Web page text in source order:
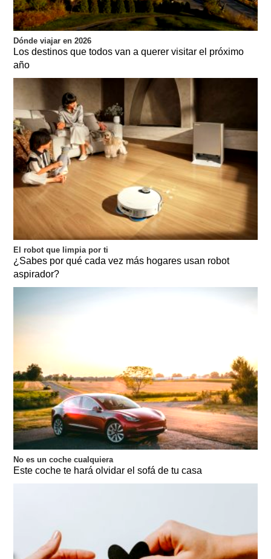
Dónde viajar en 2026
Los destinos que todos van a querer visitar el próximo
año
El robot que limpia por ti
¿Sabes por qué cada vez más hogares usan robot
aspirador?
No es un coche cualquiera
Este coche te hará olvidar el sofá de tu casa